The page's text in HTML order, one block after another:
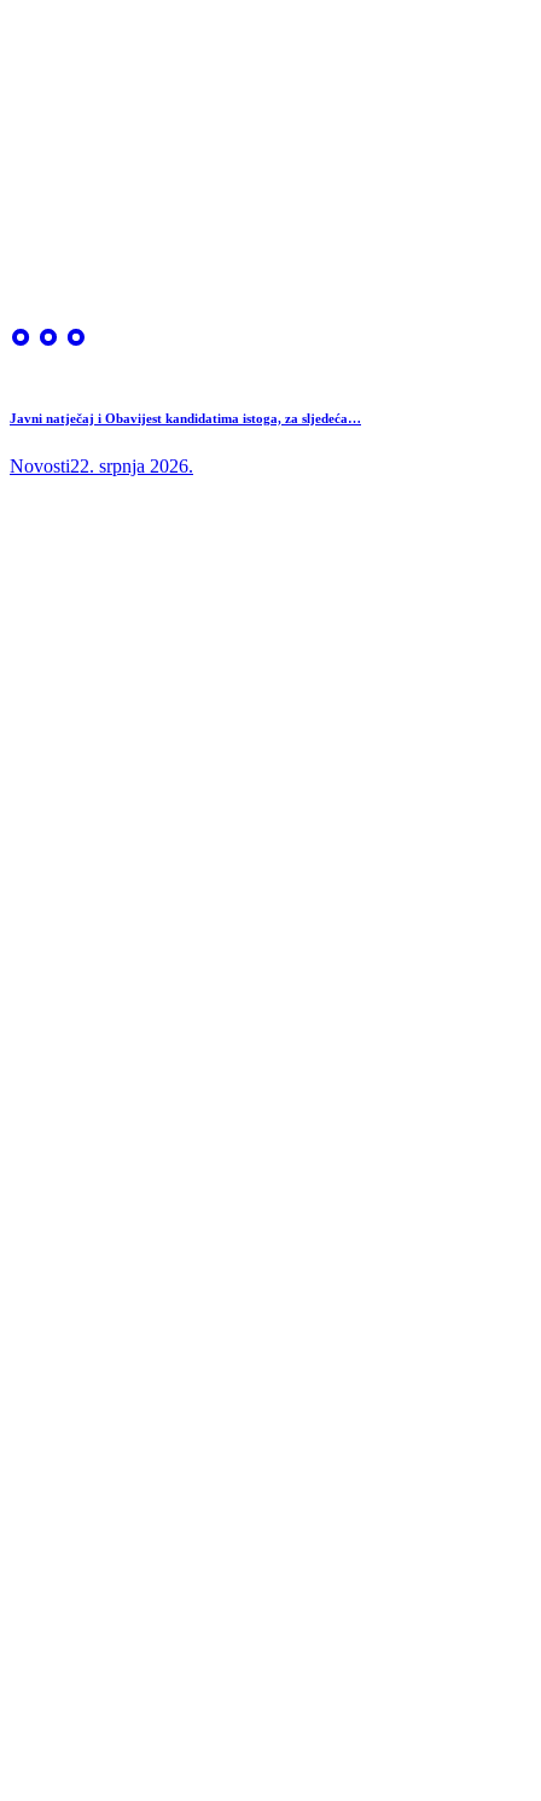
Javni natječaj i Obavijest kandidatima istoga, za sljedeća…
Novosti22. srpnja 2026.